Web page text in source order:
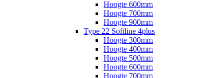
Hoogte 600mm
Hoogte 700mm
Hoogte 900mm
Type 22 Softline 4plus
Hoogte 300mm
Hoogte 400mm
Hoogte 500mm
Hoogte 600mm
Hoogte 700mm